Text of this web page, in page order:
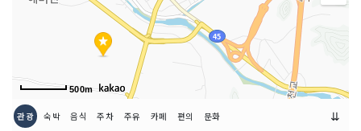
2 코스 : 간월암(서산)
500m
관광 숙박 음식 주차 주유 카페 편의 문화 ⇊